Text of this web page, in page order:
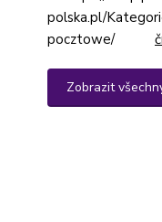
polska.pl/
pocztowe/
Zobrazit